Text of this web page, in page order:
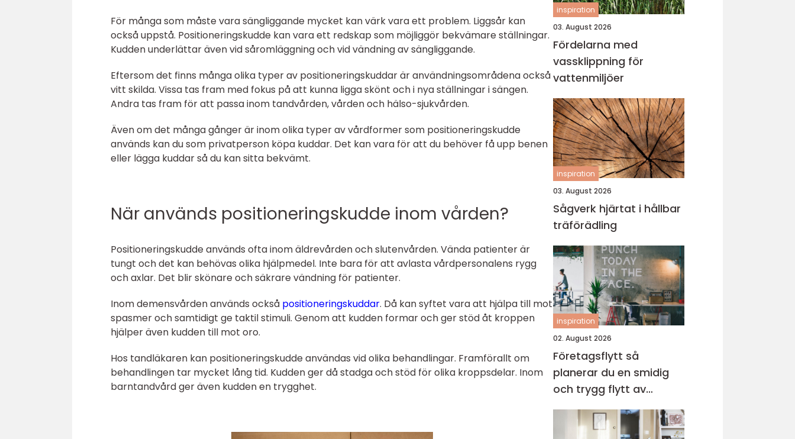
För många som måste vara sängliggande mycket kan värk vara ett problem. Liggsår kan
också uppstå. Positioneringskudde kan vara ett redskap som möjliggör bekvämare ställningar.
Kudden underlättar även vid såromläggning och vid vändning av sängliggande.
Eftersom det finns många olika typer av positioneringskuddar är användningsområdena också
vitt skilda. Vissa tas fram med fokus på att kunna ligga skönt och i nya ställningar i sängen.
Andra tas fram för att passa inom tandvården, vården och hälso-sjukvården.
Även om det många gånger är inom olika typer av vårdformer som positioneringskudde
används kan du som privatperson köpa kuddar. Det kan vara för att du behöver få upp benen
eller lägga kuddar så du kan sitta bekvämt.
När används positioneringskudde inom vården?
Positioneringskudde används ofta inom äldrevården och slutenvården. Vända patienter är
tungt och det kan behövas olika hjälpmedel. Inte bara för att avlasta vårdpersonalens rygg
och axlar. Det blir skönare och säkrare vändning för patienter.
Inom demensvården används också positioneringskuddar. Då kan syftet vara att hjälpa till mot
spasmer och samtidigt ge taktil stimuli. Genom att kudden formar och ger stöd åt kroppen
hjälper även kudden till mot oro.
Hos tandläkaren kan positioneringskudde användas vid olika behandlingar. Framförallt om
behandlingen tar mycket lång tid. Kudden ger då stadga och stöd för olika kroppsdelar. Inom
barntandvård ger även kudden en trygghet.
inspiration
03. August 2026
Fördelarna med
vassklippning för
vattenmiljöer
inspiration
03. August 2026
Sågverk hjärtat i hållbar
träförädling
inspiration
02. August 2026
Företagsflytt så
planerar du en smidig
och trygg flytt av
verksamheten